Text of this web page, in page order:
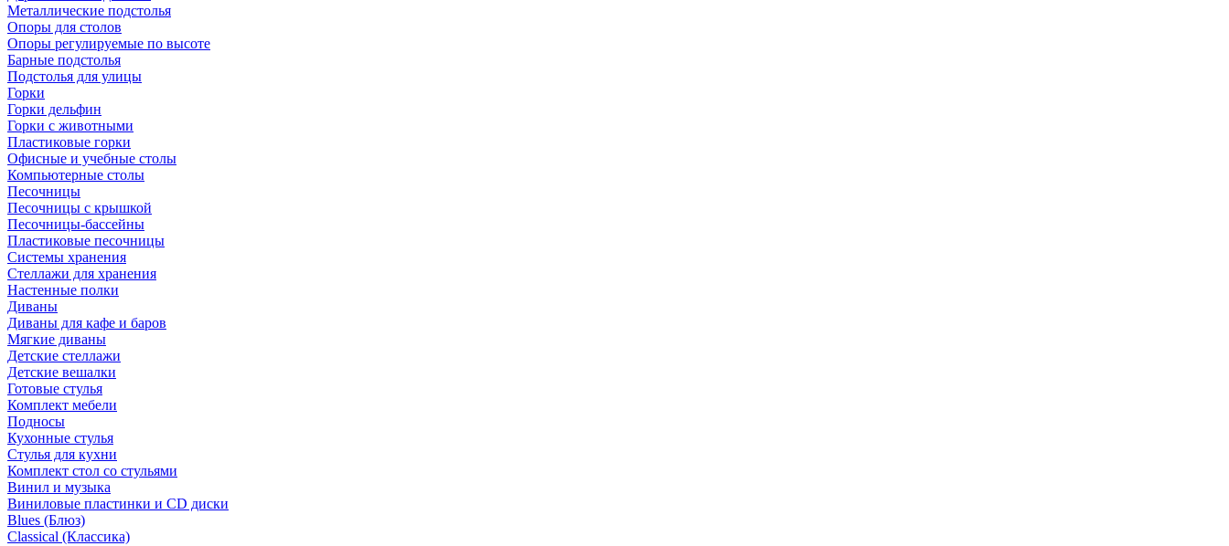
Металлические подстолья
Опоры для столов
Опоры регулируемые по высоте
Барные подстолья
Подстолья для улицы
Горки
Горки дельфин
Горки с животными
Пластиковые горки
Офисные и учебные столы
Компьютерные столы
Песочницы
Песочницы с крышкой
Песочницы-бассейны
Пластиковые песочницы
Системы хранения
Стеллажи для хранения
Настенные полки
Диваны
Диваны для кафе и баров
Мягкие диваны
Детские стеллажи
Детские вешалки
Готовые стулья
Комплект мебели
Подносы
Кухонные стулья
Стулья для кухни
Комплект стол со стульями
Винил и музыка
Виниловые пластинки и CD диски
Blues (Блюз)
Classical (Классика)